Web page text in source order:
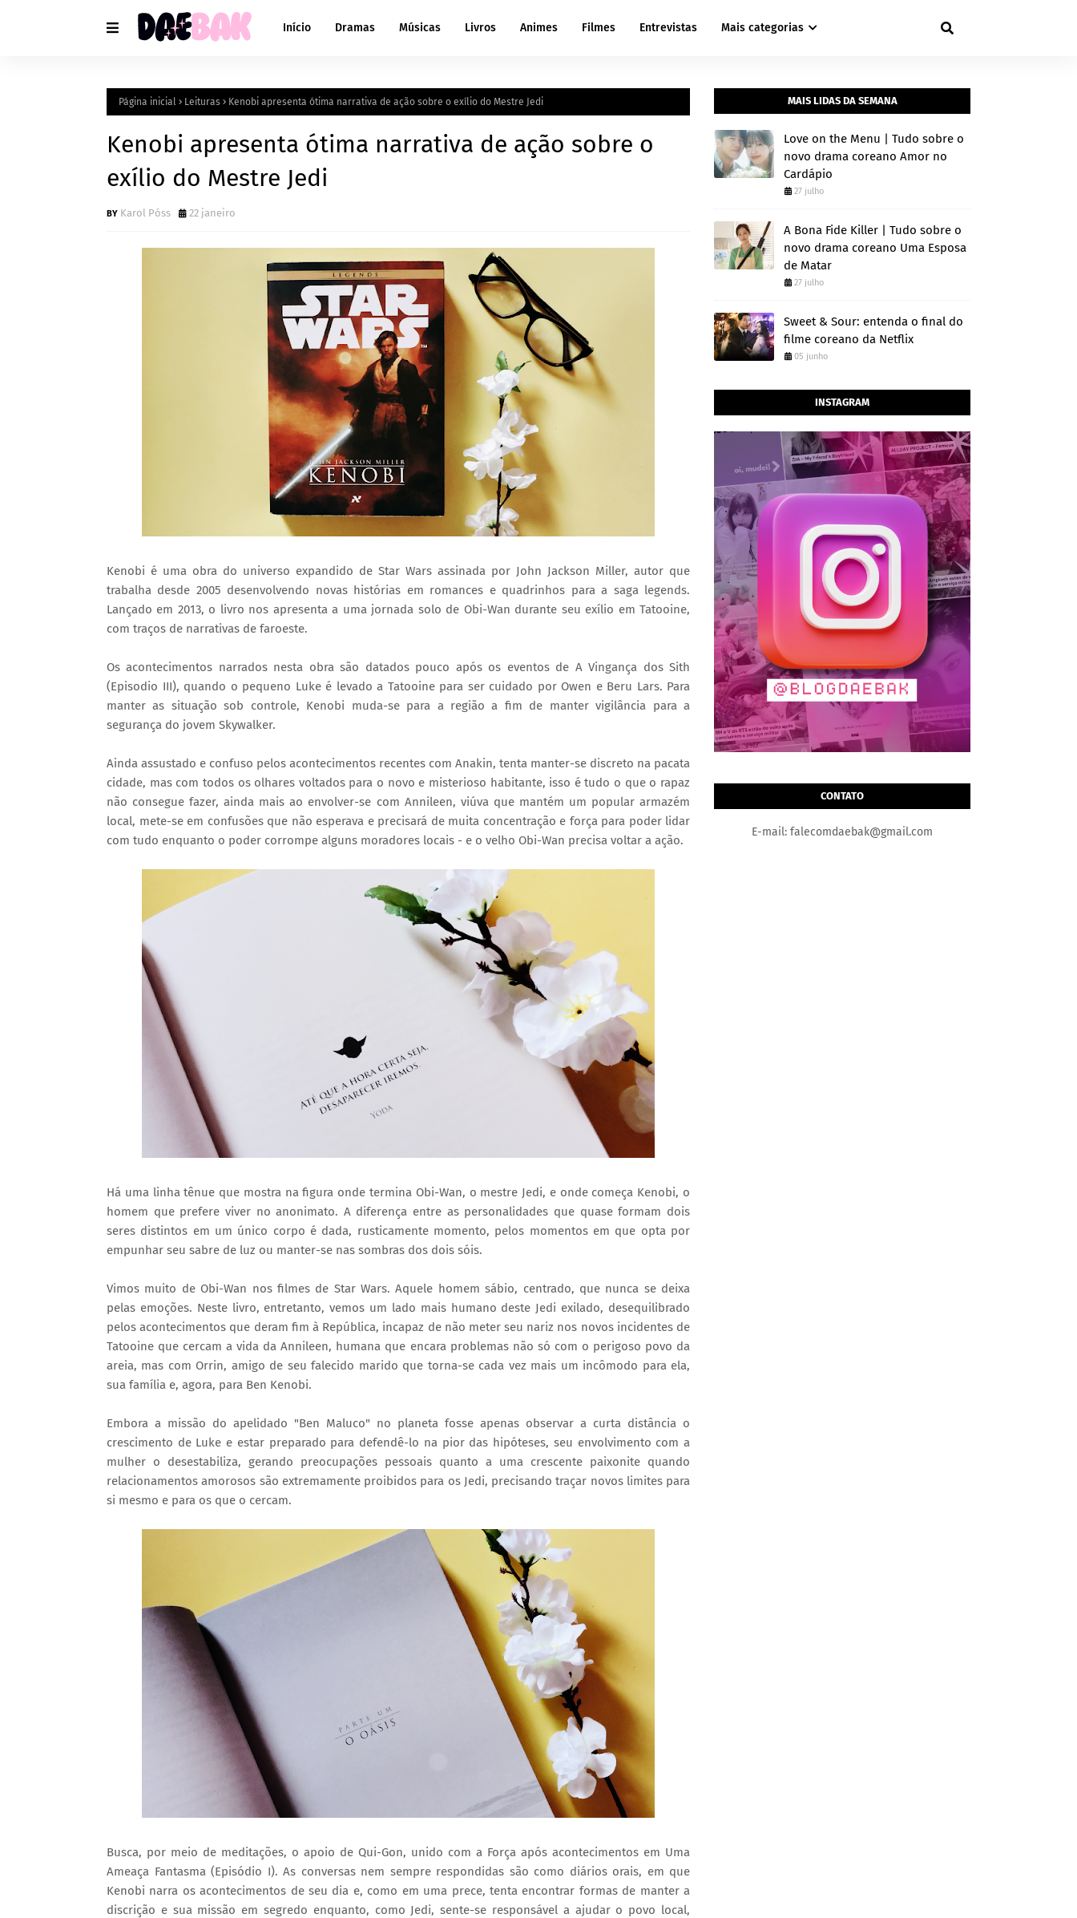
Início Dramas Músicas Livros Animes Filmes Entrevistas Mais categorias
Página inicial Leituras Kenobi apresenta ótima narrativa de ação sobre o exílio do Mestre Jedi
Kenobi apresenta ótima narrativa de ação sobre o
exílio do Mestre Jedi
Karol Póss 22 janeiro
Kenobi é uma obra do universo expandido de Star Wars assinada por John Jackson Miller, autor que
trabalha desde 2005 desenvolvendo novas histórias em romances e quadrinhos para a saga legends.
Lançado em 2013, o livro nos apresenta a uma jornada solo de Obi-Wan durante seu exílio em Tatooine,
com traços de narrativas de faroeste.
Os acontecimentos narrados nesta obra são datados pouco após os eventos de A Vingança dos Sith
(Episodio III), quando o pequeno Luke é levado a Tatooine para ser cuidado por Owen e Beru Lars. Para
manter as situação sob controle, Kenobi muda-se para a região a fim de manter vigilância para a
segurança do jovem Skywalker.
Ainda assustado e confuso pelos acontecimentos recentes com Anakin, tenta manter-se discreto na pacata
cidade, mas com todos os olhares voltados para o novo e misterioso habitante, isso é tudo o que o rapaz
não consegue fazer, ainda mais ao envolver-se com Annileen, viúva que mantém um popular armazém
local, mete-se em confusões que não esperava e precisará de muita concentração e força para poder lidar
com tudo enquanto o poder corrompe alguns moradores locais - e o velho Obi-Wan precisa voltar a ação.
Há uma linha tênue que mostra na figura onde termina Obi-Wan, o mestre Jedi, e onde começa Kenobi, o
homem que prefere viver no anonimato. A diferença entre as personalidades que quase formam dois
seres distintos em um único corpo é dada, rusticamente momento, pelos momentos em que opta por
empunhar seu sabre de luz ou manter-se nas sombras dos dois sóis.
Vimos muito de Obi-Wan nos filmes de Star Wars. Aquele homem sábio, centrado, que nunca se deixa
pelas emoções. Neste livro, entretanto, vemos um lado mais humano deste Jedi exilado, desequilibrado
pelos acontecimentos que deram fim à República, incapaz de não meter seu nariz nos novos incidentes de
Tatooine que cercam a vida da Annileen, humana que encara problemas não só com o perigoso povo da
areia, mas com Orrin, amigo de seu falecido marido que torna-se cada vez mais um incômodo para ela,
sua família e, agora, para Ben Kenobi.
Embora a missão do apelidado "Ben Maluco" no planeta fosse apenas observar a curta distância o
crescimento de Luke e estar preparado para defendê-lo na pior das hipóteses, seu envolvimento com a
mulher o desestabiliza, gerando preocupações pessoais quanto a uma crescente paixonite quando
relacionamentos amorosos são extremamente proibidos para os Jedi, precisando traçar novos limites para
si mesmo e para os que o cercam.
Busca, por meio de meditações, o apoio de Qui-Gon, unido com a Força após acontecimentos em Uma
Ameaça Fantasma (Episódio I). As conversas nem sempre respondidas são como diários orais, em que
Kenobi narra os acontecimentos de seu dia e, como em uma prece, tenta encontrar formas de manter a
discrição e sua missão em segredo enquanto, como Jedi, sente-se responsável a ajudar o povo local,
MAIS LIDAS DA SEMANA
Love on the Menu | Tudo sobre o
novo drama coreano Amor no
Cardápio
27 julho
A Bona Fide Killer | Tudo sobre o
novo drama coreano Uma Esposa
de Matar
27 julho
Sweet & Sour: entenda o final do
filme coreano da Netflix
05 junho
INSTAGRAM
CONTATO
E-mail: falecomdaebak@gmail.com